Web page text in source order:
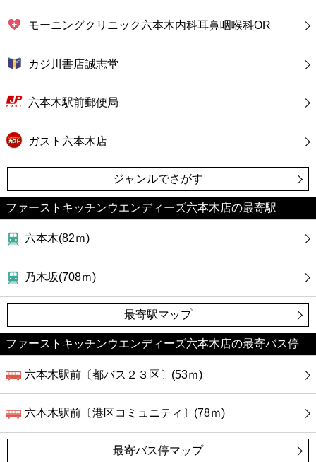
モーニングクリニック六本木内科耳鼻咽喉科OR
カジ川書店誠志堂
六本木駅前郵便局
ガスト六本木店
ジャンルでさがす
ファーストキッチンウエンディーズ六本木店の最寄駅
六本木(82ｍ)
乃木坂(708ｍ)
最寄駅マップ
ファーストキッチンウエンディーズ六本木店の最寄バス停
六本木駅前〔都バス２３区〕(53ｍ)
六本木駅前〔港区コミュニティ〕(78ｍ)
最寄バス停マップ